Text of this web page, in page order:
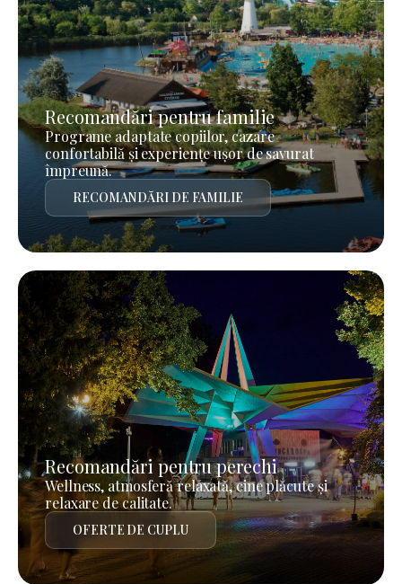
Recomandări pentru familie
Programe adaptate copiilor, cazare
confortabilă și experiențe ușor de savurat
împreună.
RECOMANDĂRI DE FAMILIE
Recomandări pentru perechi
Wellness, atmosferă relaxată, cine plăcute și
relaxare de calitate.
OFERTE DE CUPLU